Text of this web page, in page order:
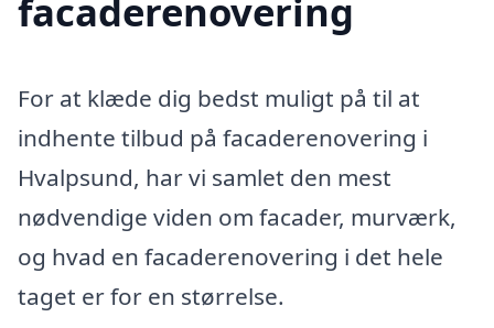
facaderenovering
For at klæde dig bedst muligt på til at
indhente tilbud på facaderenovering i
Hvalpsund, har vi samlet den mest
nødvendige viden om facader, murværk,
og hvad en facaderenovering i det hele
taget er for en størrelse.